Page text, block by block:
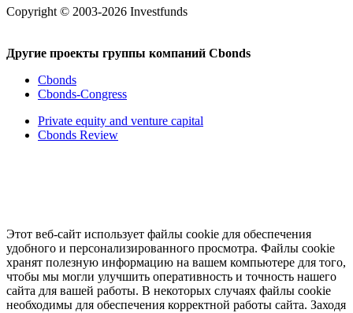
Copyright © 2003-2026 Investfunds
Другие проекты группы компаний Cbonds
Cbonds
Cbonds-Congress
Private equity and venture capital
Cbonds Review
Этот веб-сайт использует файлы cookie для обеспечения
удобного и персонализированного просмотра. Файлы cookie
хранят полезную информацию на вашем компьютере для того,
чтобы мы могли улучшить оперативность и точность нашего
сайта для вашей работы. В некоторых случаях файлы cookie
необходимы для обеспечения корректной работы сайта. Заходя